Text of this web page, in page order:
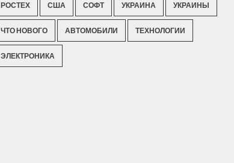
РОСТЕХ США СОФТ УКРАИНА УКРАИНЫ
ЧТО НОВОГО АВТОМОБИЛИ ТЕХНОЛОГИИ
ЭЛЕКТРОНИКА